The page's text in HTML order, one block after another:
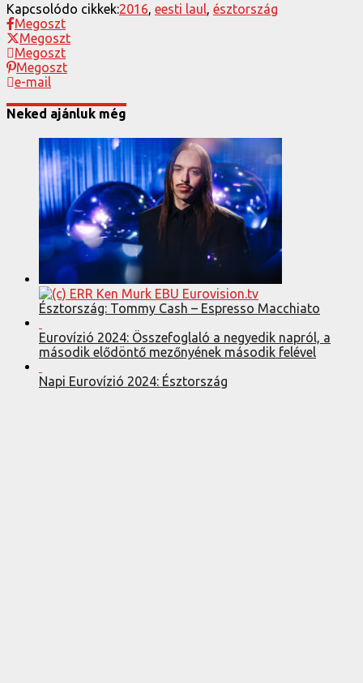
Kapcsolódo cikkek:2016 eesti laul
észtország
Megoszt
Megoszt
Megoszt
Megoszt
e-mail
Neked ajánluk még
Észtország: Tommy Cash – Espresso Macchiato
Eurovízió 2024: Összefoglaló a negyedik napról, a
második elődöntő mezőnyének második felével
Napi Eurovízió 2024: Észtország